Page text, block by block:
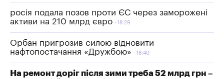
росія подала позов проти ЄС через заморожені
активи на 210 млрд євро
18:29
Орбан пригрозив силою відновити
нафтопостачання «Дружбою»
18:40
На ремонт доріг після зими треба 52 млрд грн –